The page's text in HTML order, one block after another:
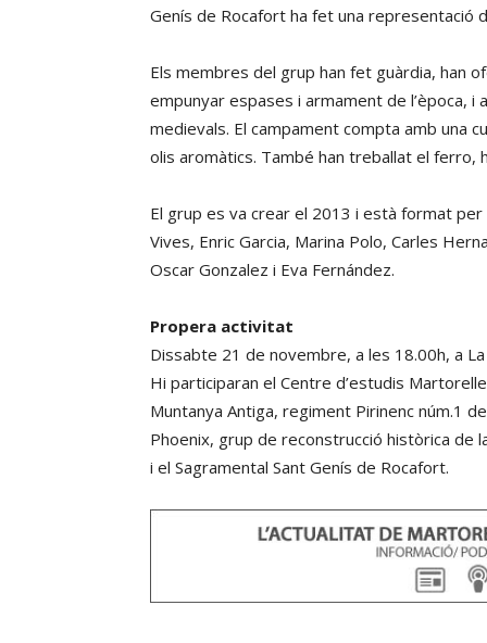
Genís de Rocafort ha fet una representació
Els membres del grup han fet guàrdia, han
empunyar espases i armament de l’època,
medievals. El campament compta amb una
olis aromàtics. També han treballat el ferro,
El grup es va crear el 2013 i està format per
Vives, Enric Garcia, Marina Polo, Carles
Oscar Gonzalez i Eva Fernández.
Propera activitat
Dissabte 21 de novembre, a les 18.00h, a
Hi participaran el Centre d’estudis
Muntanya Antiga, regiment Pirinenc núm.1
Phoenix, grup de reconstrucció històrica de
i el Sagramental Sant Genís de Rocafort.